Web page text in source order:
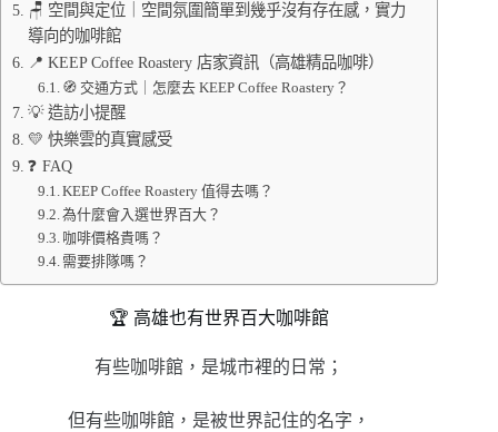
🪑 空間與定位｜空間氛圍簡單到幾乎沒有存在感，實力
導向的咖啡館
📍 KEEP Coffee Roastery 店家資訊（高雄精品咖啡）
🧭 交通方式｜怎麼去 KEEP Coffee Roastery？
💡 造訪小提醒
💛 快樂雲的真實感受
❓ FAQ
KEEP Coffee Roastery 值得去嗎？
為什麼會入選世界百大？
咖啡價格貴嗎？
需要排隊嗎？
🏆 高雄也有世界百大咖啡館
有些咖啡館，是城市裡的日常；
但有些咖啡館，是被世界記住的名字，